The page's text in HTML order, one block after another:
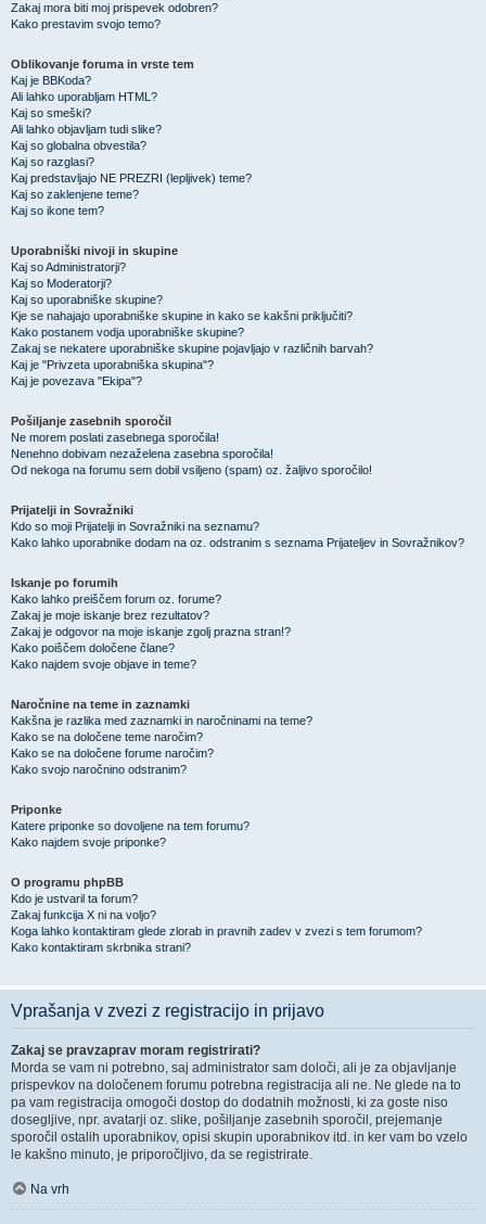
Zakaj mora biti moj prispevek odobren?
Kako prestavim svojo temo?
Oblikovanje foruma in vrste tem
Kaj je BBKoda?
Ali lahko uporabljam HTML?
Kaj so smeški?
Ali lahko objavljam tudi slike?
Kaj so globalna obvestila?
Kaj so razglasi?
Kaj predstavljajo NE PREZRI (lepljivek) teme?
Kaj so zaklenjene teme?
Kaj so ikone tem?
Uporabniški nivoji in skupine
Kaj so Administratorji?
Kaj so Moderatorji?
Kaj so uporabniške skupine?
Kje se nahajajo uporabniške skupine in kako se kakšni priključiti?
Kako postanem vodja uporabniške skupine?
Zakaj se nekatere uporabniške skupine pojavljajo v različnih barvah?
Kaj je "Privzeta uporabniška skupina"?
Kaj je povezava "Ekipa"?
Pošiljanje zasebnih sporočil
Ne morem poslati zasebnega sporočila!
Nenehno dobivam nezaželena zasebna sporočila!
Od nekoga na forumu sem dobil vsiljeno (spam) oz. žaljivo sporočilo!
Prijatelji in Sovražniki
Kdo so moji Prijatelji in Sovražniki na seznamu?
Kako lahko uporabnike dodam na oz. odstranim s seznama Prijateljev in Sovražnikov?
Iskanje po forumih
Kako lahko preiščem forum oz. forume?
Zakaj je moje iskanje brez rezultatov?
Zakaj je odgovor na moje iskanje zgolj prazna stran!?
Kako poiščem določene člane?
Kako najdem svoje objave in teme?
Naročnine na teme in zaznamki
Kakšna je razlika med zaznamki in naročninami na teme?
Kako se na določene teme naročim?
Kako se na določene forume naročim?
Kako svojo naročnino odstranim?
Priponke
Katere priponke so dovoljene na tem forumu?
Kako najdem svoje priponke?
O programu phpBB
Kdo je ustvaril ta forum?
Zakaj funkcija X ni na voljo?
Koga lahko kontaktiram glede zlorab in pravnih zadev v zvezi s tem forumom?
Kako kontaktiram skrbnika strani?
Vprašanja v zvezi z registracijo in prijavo
Zakaj se pravzaprav moram registrirati?
Morda se vam ni potrebno, saj administrator sam določi, ali je za objavljanje
prispevkov na določenem forumu potrebna registracija ali ne. Ne glede na to
pa vam registracija omogoči dostop do dodatnih možnosti, ki za goste niso
dosegljive, npr. avatarji oz. slike, pošiljanje zasebnih sporočil, prejemanje
sporočil ostalih uporabnikov, opisi skupin uporabnikov itd. in ker vam bo vzelo
le kakšno minuto, je priporočljivo, da se registrirate.
Na vrh